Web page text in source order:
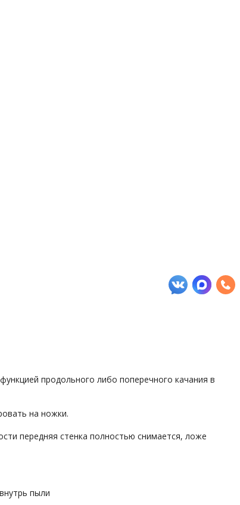
продольного либо поперечного качания в
на ножки.
передняя стенка полностью снимается, ложе
пыли